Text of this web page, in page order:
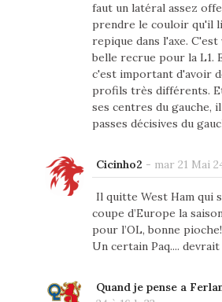
faut un latéral assez
prendre le couloir qu'il
repique dans l'axe.
belle recrue pour la L1.
c'est important d'avoir
profils très différents.
ses centres du gauche,
passes décisives du
Cicinho2 - mar 21 Mai
Il quitte West Ham qui
coupe d’Europe la
pour l’OL, bonne pioche!
Un certain Paq....
Quand je pense a